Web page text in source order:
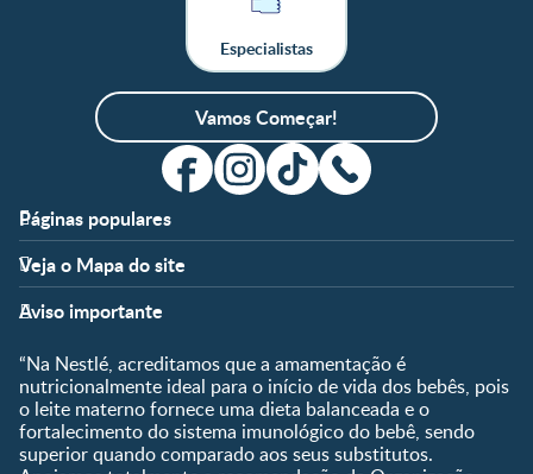
Especialistas
Vamos Começar!
Páginas populares
Apoio
FAQ
Nossos Artigos
Fale conosco
Clube
Shopping
Compre Agora
Veja o Mapa do site
Fases
Pré-Concepção
Gravidez
Pós-Parto
0 a 5 meses
6 a 8 meses
Temas
Desenvolvimento
Ser Mãe e Pai
Nutrição, Alimentação e
Saúde
Aviso importante
“Na Nestlé, acreditamos que a amamentação é
nutricionalmente ideal para o início de vida dos bebês, pois
o leite materno fornece uma dieta balanceada e o
fortalecimento do sistema imunológico do bebê, sendo
superior quando comparado aos seus substitutos.